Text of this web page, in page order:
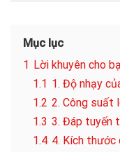
Mục lục
1
Lời khuyên cho
1.1 1. Độ nhạy
1.2 2. Công suất
1.3 3. Đáp tuyến
1.4 4. Kích thước